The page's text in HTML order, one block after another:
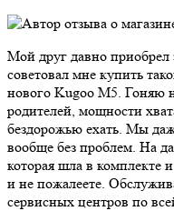
Мой друг давно приобрел
советовал мне купить
нового Kugoo M5. Гоняю
родителей, мощности
бездорожью ехать. Мы
вообще без проблем. На
которая шла в комплекте
и не пожалеете.
сервисных центров по